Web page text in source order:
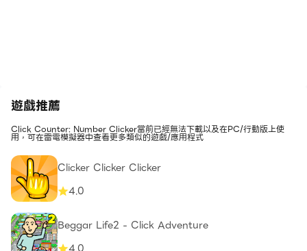
遊戲推薦
Click Counter: Number Clicker當前已經無法下載以及在PC/行動版上使
用，可在雷電模擬器中查看更多類似的遊戲/應用程式
Clicker Clicker Clicker
4.0
Beggar Life2 - Click Adventure